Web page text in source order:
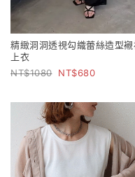
精緻洞洞透視勾織蕾絲造型襯
上衣
1080
680